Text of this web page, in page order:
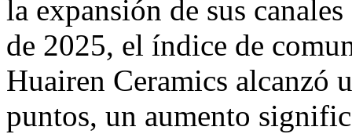
la expansión de sus
de 2025, el índice de
Huairen Ceramics alcanzó
puntos, un aumento